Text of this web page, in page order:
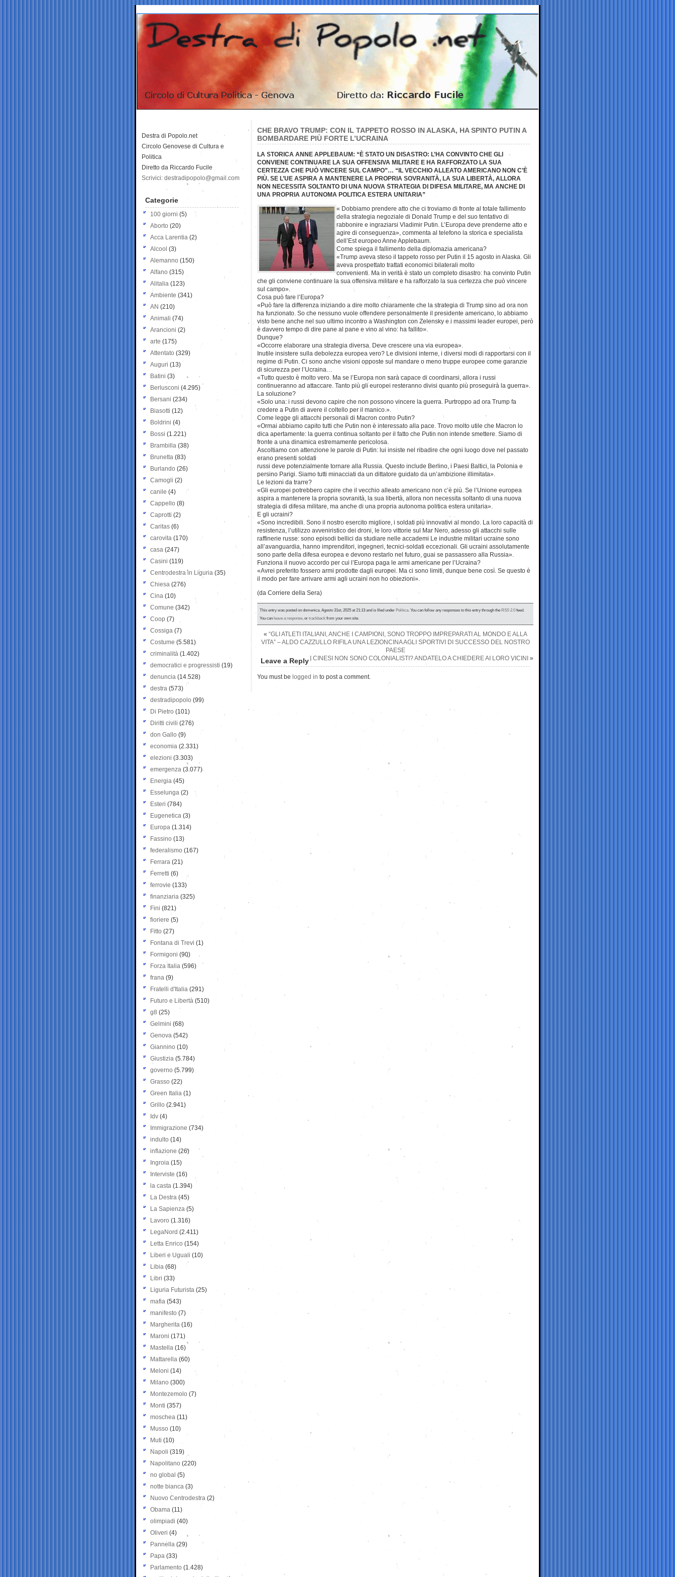
CHE BRAVO TRUMP: CON IL TAPPETO ROSSO IN ALASKA, HA SPINTO PUTIN A
BOMBARDARE PIÙ FORTE L’UCRAINA
LA STORICA ANNE APPLEBAUM: “È STATO UN DISASTRO: L’HA CONVINTO CHE GLI
CONVIENE CONTINUARE LA SUA OFFENSIVA MILITARE E HA RAFFORZATO LA SUA
CERTEZZA CHE PUÒ VINCERE SUL CAMPO”… “IL VECCHIO ALLEATO AMERICANO NON C’È
PIÙ. SE L’UE ASPIRA A MANTENERE LA PROPRIA SOVRANITÀ, LA SUA LIBERTÀ, ALLORA
NON NECESSITA SOLTANTO DI UNA NUOVA STRATEGIA DI DIFESA MILITARE, MA ANCHE DI
UNA PROPRIA AUTONOMA POLITICA ESTERA UNITARIA”
« Dobbiamo prendere atto che ci troviamo di fronte al totale fallimento
della strategia negoziale di Donald Trump e del suo tentativo di
rabbonire e ingraziarsi Vladimir Putin. L’Europa deve prenderne atto e
agire di conseguenza», commenta al telefono la storica e specialista
dell’Est europeo Anne Applebaum.
Come spiega il fallimento della diplomazia americana?
«Trump aveva steso il tappeto rosso per Putin il 15 agosto in Alaska. Gli
aveva prospettato trattati economici bilaterali molto
convenienti. Ma in verità è stato un completo disastro: ha convinto Putin
che gli conviene continuare la sua offensiva militare e ha rafforzato la sua certezza che può vincere
sul campo».
Cosa può fare l’Europa?
«Può fare la differenza iniziando a dire molto chiaramente che la strategia di Trump sino ad ora non
ha funzionato. So che nessuno vuole offendere personalmente il presidente americano, lo abbiamo
visto bene anche nel suo ultimo incontro a Washington con Zelensky e i massimi leader europei, però
è davvero tempo di dire pane al pane e vino al vino: ha fallito».
Dunque?
«Occorre elaborare una strategia diversa. Deve crescere una via europea».
Inutile insistere sulla debolezza europea vero? Le divisioni interne, i diversi modi di rapportarsi con il
regime di Putin. Ci sono anche visioni opposte sul mandare o meno truppe europee come garanzie
di sicurezza per l’Ucraina…
«Tutto questo è molto vero. Ma se l’Europa non sarà capace di coordinarsi, allora i russi
continueranno ad attaccare. Tanto più gli europei resteranno divisi quanto più proseguirà la guerra».
La soluzione?
«Solo una: i russi devono capire che non possono vincere la guerra. Purtroppo ad ora Trump fa
credere a Putin di avere il coltello per il manico.».
Come legge gli attacchi personali di Macron contro Putin?
«Ormai abbiamo capito tutti che Putin non è interessato alla pace. Trovo molto utile che Macron lo
dica apertamente: la guerra continua soltanto per il fatto che Putin non intende smettere. Siamo di
fronte a una dinamica estremamente pericolosa.
Ascoltiamo con attenzione le parole di Putin: lui insiste nel ribadire che ogni luogo dove nel passato
erano presenti soldati
russi deve potenzialmente tornare alla Russia. Questo include Berlino, i Paesi Baltici, la Polonia e
persino Parigi. Siamo tutti minacciati da un dittatore guidato da un’ambizione illimitata».
Le lezioni da trarre?
«Gli europei potrebbero capire che il vecchio alleato americano non c’è più. Se l’Unione europea
aspira a mantenere la propria sovranità, la sua libertà, allora non necessita soltanto di una nuova
strategia di difesa militare, ma anche di una propria autonoma politica estera unitaria».
E gli ucraini?
«Sono incredibili. Sono il nostro esercito migliore, i soldati più innovativi al mondo. La loro capacità di
resistenza, l’utilizzo avveniristico dei droni, le loro vittorie sul Mar Nero, adesso gli attacchi sulle
raffinerie russe: sono episodi bellici da studiare nelle accademi Le industrie militari ucraine sono
all’avanguardia, hanno imprenditori, ingegneri, tecnici-soldati eccezionali. Gli ucraini assolutamente
sono parte della difesa europea e devono restarlo nel futuro, guai se passassero alla Russia».
Funziona il nuovo accordo per cui l’Europa paga le armi americane per l’Ucraina?
«Avrei preferito fossero armi prodotte dagli europei. Ma ci sono limiti, dunque bene così. Se questo è
il modo per fare arrivare armi agli ucraini non ho obiezioni».
(da Corriere della Sera)
This entry was posted on domenica, Agosto 31st, 2025 at 21:13 and is filed underPolitica. You can follow any responses to this entry through theRSS 2.0feed.
You canleave a response, ortrackbackfrom your own site.
« “GLI ATLETI ITALIANI, ANCHE I CAMPIONI, SONO TROPPO IMPREPARATI AL MONDO E ALLA
VITA” – ALDO CAZZULLO RIFILA UNA LEZIONCINA AGLI SPORTIVI DI SUCCESSO DEL NOSTRO
PAESE
I CINESI NON SONO COLONIALISTI? ANDATELO A CHIEDERE AI LORO VICINI »
Leave a Reply
You must be logged in to post a comment.
Destra di Popolo.net
Circolo Genovese di Cultura e
Politica
Diretto da Riccardo Fucile
Scrivici: destradipopolo@gmail.com
Categorie
100 giorni (5)
Aborto (20)
Acca Larentia (2)
Alcool (3)
Alemanno (150)
Alfano (315)
Alitalia (123)
Ambiente (341)
AN (210)
Animali (74)
Arancioni (2)
arte (175)
Attentato (329)
Auguri (13)
Batini (3)
Berlusconi (4.295)
Bersani (234)
Biasotti (12)
Boldrini (4)
Bossi (1.221)
Brambilla (38)
Brunetta (83)
Burlando (26)
Camogli (2)
canile (4)
Cappello (8)
Caprotti (2)
Caritas (6)
carovita (170)
casa (247)
Casini (119)
Centrodestra in Liguria (35)
Chiesa (276)
Cina (10)
Comune (342)
Coop (7)
Cossiga (7)
Costume (5.581)
criminalità (1.402)
democratici e progressisti (19)
denuncia (14.528)
destra (573)
destradipopolo (99)
Di Pietro (101)
Diritti civili (276)
don Gallo (9)
economia (2.331)
elezioni (3.303)
emergenza (3.077)
Energia (45)
Esselunga (2)
Esteri (784)
Eugenetica (3)
Europa (1.314)
Fassino (13)
federalismo (167)
Ferrara (21)
Ferretti (6)
ferrovie (133)
finanziaria (325)
Fini (821)
fioriere (5)
Fitto (27)
Fontana di Trevi (1)
Formigoni (90)
Forza Italia (596)
frana (9)
Fratelli d'Italia (291)
Futuro e Libertà (510)
g8 (25)
Gelmini (68)
Genova (542)
Giannino (10)
Giustizia (5.784)
governo (5.799)
Grasso (22)
Green Italia (1)
Grillo (2.941)
Idv (4)
Immigrazione (734)
indulto (14)
inflazione (26)
Ingroia (15)
Interviste (16)
la casta (1.394)
La Destra (45)
La Sapienza (5)
Lavoro (1.316)
LegaNord (2.411)
Letta Enrico (154)
Liberi e Uguali (10)
Libia (68)
Libri (33)
Liguria Futurista (25)
mafia (543)
manifesto (7)
Margherita (16)
Maroni (171)
Mastella (16)
Mattarella (60)
Meloni (14)
Milano (300)
Montezemolo (7)
Monti (357)
moschea (11)
Musso (10)
Muti (10)
Napoli (319)
Napolitano (220)
no global (5)
notte bianca (3)
Nuovo Centrodestra (2)
Obama (11)
olimpiadi (40)
Oliveri (4)
Pannella (29)
Papa (33)
Parlamento (1.428)